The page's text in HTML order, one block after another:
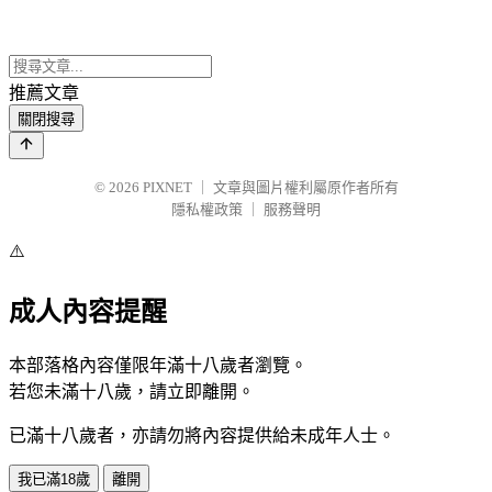
推薦文章
關閉搜尋
© 2026 PIXNET
文章與圖片權利屬原作者所有
隱私權政策
服務聲明
⚠️
成人內容提醒
本部落格內容僅限年滿十八歲者瀏覽。
若您未滿十八歲，請立即離開。
已滿十八歲者，亦請勿將內容提供給未成年人士。
我已滿18歲 離開